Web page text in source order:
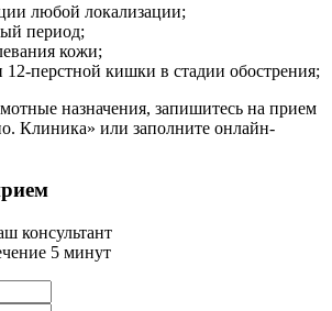
любой локализации;
период;
кожи;
12-перстной кишки в стадии обострения;
назначения, запишитесь на прием
Клиника» или заполните онлайн-
консультант
5 минут